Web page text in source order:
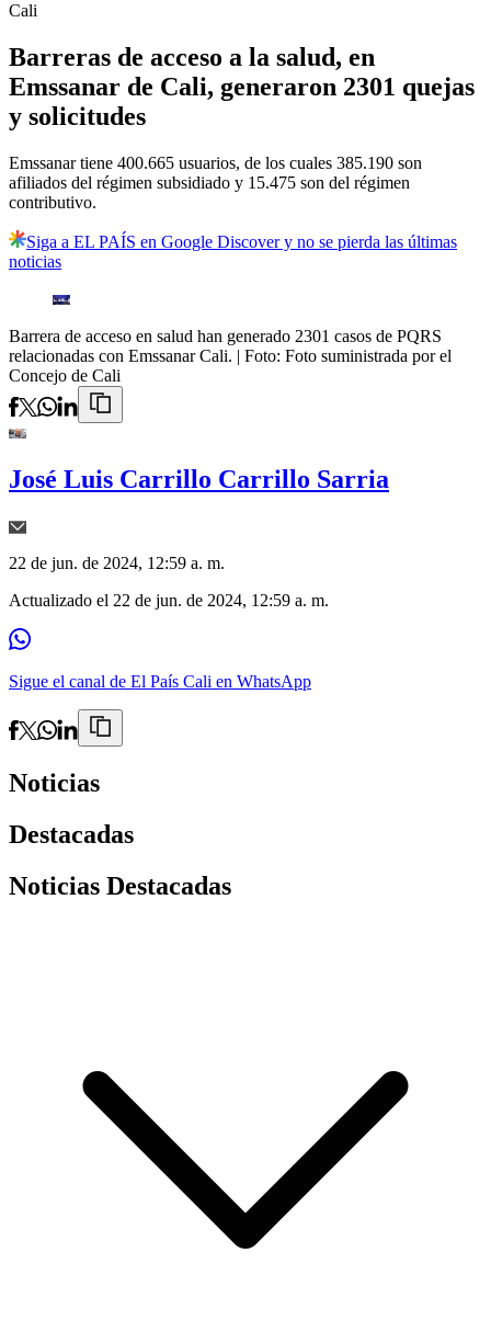
Cali
Barreras de acceso a la salud, en
Emssanar de Cali, generaron 2301 quejas
y solicitudes
Emssanar tiene 400.665 usuarios, de los cuales 385.190 son
afiliados del régimen subsidiado y 15.475 son del régimen
contributivo.
Siga a EL PAÍS en Google Discover y no se pierda las últimas
noticias
Barrera de acceso en salud han generado 2301 casos de PQRS
relacionadas con Emssanar Cali. | Foto: Foto suministrada por el
Concejo de Cali
José Luis Carrillo Carrillo Sarria
22 de jun. de 2024, 12:59 a. m.
Actualizado el 22 de jun. de 2024, 12:59 a. m.
Sigue el canal de El País Cali en WhatsApp
Noticias
Destacadas
Noticias Destacadas